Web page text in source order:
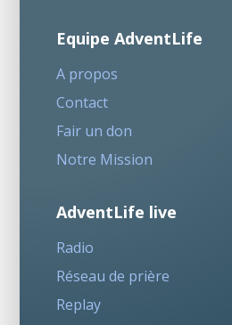
Equipe AdventLife
A propos
Contact
Fair un don
Notre Mission
AdventLife live
Radio
Réseau de prière
Replay